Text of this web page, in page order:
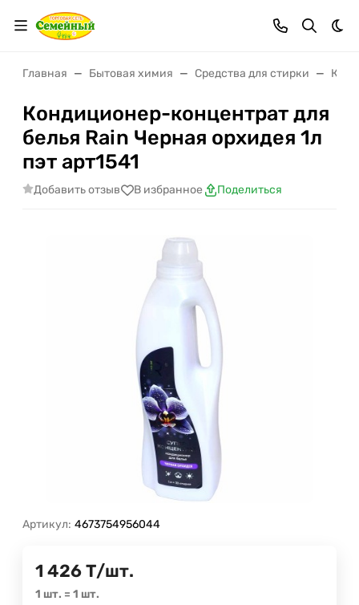
Главная Бытовая химия Средства для стирки
Кондиционер-концентрат для
белья Rain Черная орхидея 1л
пэт арт1541
Добавить отзыв В избранное Поделиться
Артикул: 4673754956044
1 426 Т/шт.
1 шт. = 1 шт.